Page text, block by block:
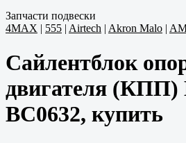
Запчасти подвески
4MAX | 555 | Airtech | Akron Malo |
Сайлентблок
двигателя (КПП)
BC0632, купить